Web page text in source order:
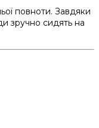
повноти. Завдяки
зручно сидять на